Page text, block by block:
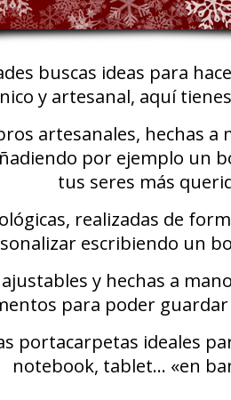
buscas ideas para
y artesanal, aquí
artesanales, hechas a
por ejemplo un
tus seres más
realizadas de
escribiendo un
y hechas a
para poder
portacarpetas ideales
notebook, tablet… «en